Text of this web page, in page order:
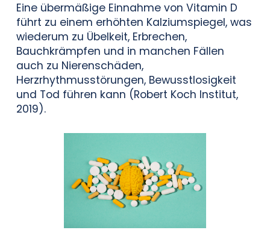
Eine übermäßige Einnahme von Vitamin D
führt zu einem erhöhten Kalziumspiegel, was
wiederum zu Übelkeit, Erbrechen,
Bauchkrämpfen und in manchen Fällen
auch zu Nierenschäden,
Herzrhythmusstörungen, Bewusstlosigkeit
und Tod führen kann (Robert Koch Institut,
2019).